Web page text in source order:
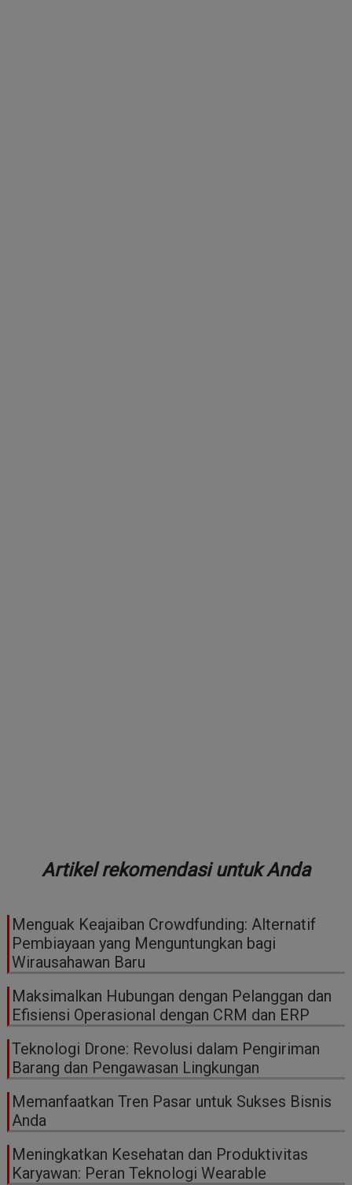
Artikel rekomendasi untuk Anda
Menguak Keajaiban Crowdfunding: Alternatif
Pembiayaan yang Menguntungkan bagi
Wirausahawan Baru
Maksimalkan Hubungan dengan Pelanggan dan
Efisiensi Operasional dengan CRM dan ERP
Teknologi Drone: Revolusi dalam Pengiriman
Barang dan Pengawasan Lingkungan
Memanfaatkan Tren Pasar untuk Sukses Bisnis
Anda
Meningkatkan Kesehatan dan Produktivitas
Karyawan: Peran Teknologi Wearable